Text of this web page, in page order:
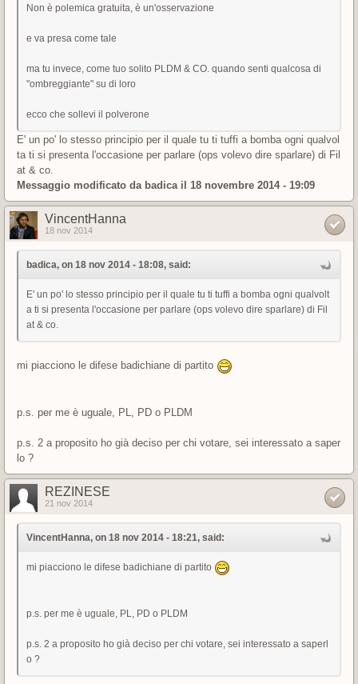
Non è polemica gratuita, è un'osservazione
e va presa come tale
ma tu invece, come tuo solito PLDM & CO. quando senti qualcosa di
"ombreggiante" su di loro
ecco che sollevi il polverone
E' un po' lo stesso principio per il quale tu ti tuffi a bomba ogni qualvol
ta ti si presenta l'occasione per parlare (ops volevo dire sparlare) di Fil
at & co.
Messaggio modificato da badicail 18 novembre 2014 - 19:09
VincentHanna
18 nov 2014
badica, on 18 nov 2014 - 18:08, said:
E' un po' lo stesso principio per il quale tu ti tuffi a bomba ogni qualvolt
a ti si presenta l'occasione per parlare (ops volevo dire sparlare) di Fil
at & co.
mi piacciono le difese badichiane di partito
p.s. per me è uguale, PL, PD o PLDM
p.s. 2 a proposito ho già deciso per chi votare, sei interessato a saper
lo ?
REZINESE
21 nov 2014
VincentHanna, on 18 nov 2014 - 18:21, said:
mi piacciono le difese badichiane di partito
p.s. per me è uguale, PL, PD o PLDM
p.s. 2 a proposito ho già deciso per chi votare, sei interessato a saperl
o ?